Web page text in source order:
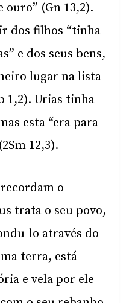
ouro” (Gn 13,2).
dos filhos “tinha
e dos seus bens,
lugar na lista
1,2). Urias tinha
esta “era para
12,3).
o
trata o seu povo,
lo através do
terra, está
e vela por ele